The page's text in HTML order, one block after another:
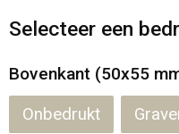
Selecteer een
Bovenkant (50x55
Onbedrukt